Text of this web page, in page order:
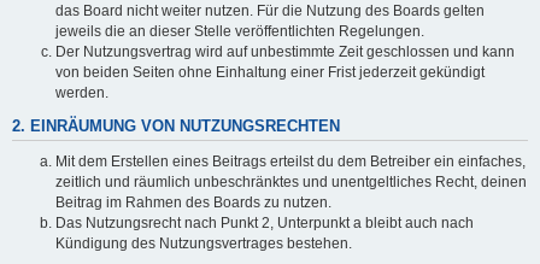
das Board nicht weiter nutzen. Für die Nutzung des Boards gelten
jeweils die an dieser Stelle veröffentlichten Regelungen.
Der Nutzungsvertrag wird auf unbestimmte Zeit geschlossen und kann
von beiden Seiten ohne Einhaltung einer Frist jederzeit gekündigt
werden.
2. EINRÄUMUNG VON NUTZUNGSRECHTEN
Mit dem Erstellen eines Beitrags erteilst du dem Betreiber ein einfaches,
zeitlich und räumlich unbeschränktes und unentgeltliches Recht, deinen
Beitrag im Rahmen des Boards zu nutzen.
Das Nutzungsrecht nach Punkt 2, Unterpunkt a bleibt auch nach
Kündigung des Nutzungsvertrages bestehen.